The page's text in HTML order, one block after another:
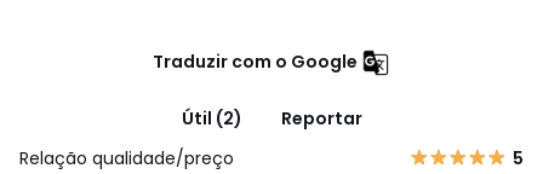
Traduzir com o Google
Útil (2)
Reportar
Relação qualidade/preço
5